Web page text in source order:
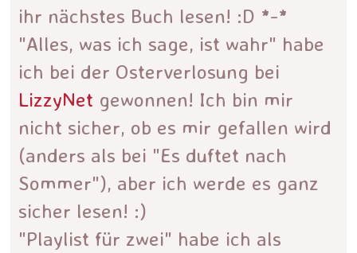
ihr nächstes Buch lesen! :D *-*
"Alles, was ich sage, ist wahr" habe
ich bei der Osterverlosung bei
LizzyNet gewonnen! Ich bin mir
nicht sicher, ob es mir gefallen wird
(anders als bei "Es duftet nach
Sommer"), aber ich werde es ganz
sicher lesen! :)
"Playlist für zwei" habe ich als